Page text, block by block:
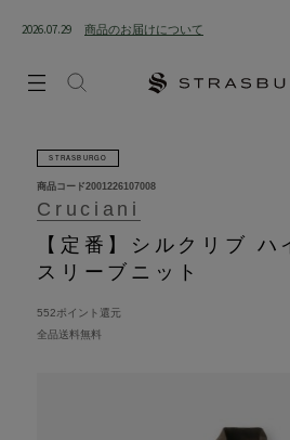
2026.07.29 商品のお届けについて
STRASBURGO
Cruciani
【定番】シルクリブ ハ
スリーブニット
商品コード2001226107008
552ポイント還元
全品送料無料